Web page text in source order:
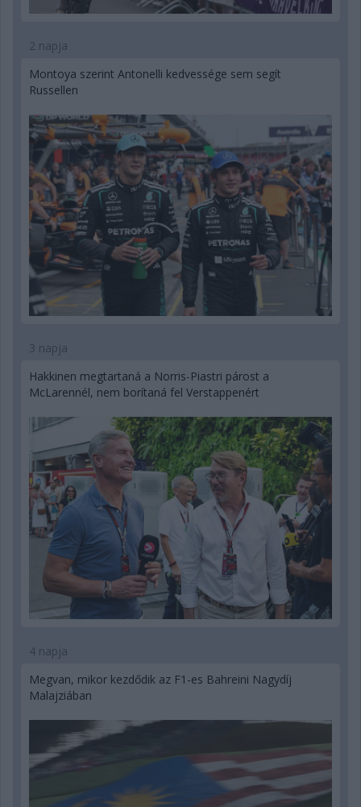
2 napja
Montoya szerint Antonelli kedvessége sem segít
Russellen
3 napja
Hakkinen megtartaná a Norris-Piastri párost a
McLarennél, nem borítaná fel Verstappenért
4 napja
Megvan, mikor kezdődik az F1-es Bahreini Nagydíj
Malajziában